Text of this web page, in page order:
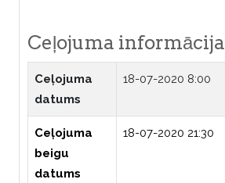
Ceļojuma informācija
Ceļojuma
datums
18-07-2020 8:00
Ceļojuma
beigu
datums
18-07-2020 21:30